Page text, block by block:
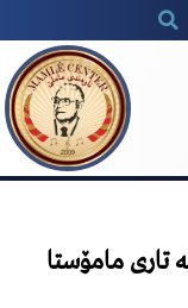
تاری مامۆستا